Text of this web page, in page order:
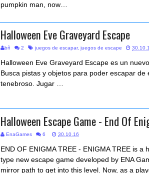
pumpkin man, now…
Halloween Eve Graveyard Escape
bñ 2 juegos de escapar, juegos de escape
Halloween Eve Graveyard Escape es un
Busca pistas y objetos para poder escapar de
tenebroso. Jugar …
Halloween Escape Game - End Of
EnaGames 6 30.10.16
END OF ENIGMA TREE - ENIGMA TREE is a
type new escape game developed by ENA
mirror path to get into this level. Now, as a